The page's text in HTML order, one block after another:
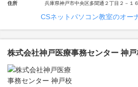
住所 兵庫県神戸市中央区多聞通２丁目２－１６
CSネットパソコン教室のオー
株式会社神戸医療事務センター 神戸